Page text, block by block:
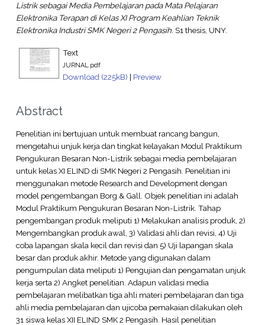
Listrik sebagai Media Pembelajaran pada Mata Pelajaran
Elektronika Terapan di Kelas XI Program Keahlian Teknik
Elektronika Industri SMK Negeri 2 Pengasih. S1 thesis, UNY.
Text
JURNAL.pdf
Download (225kB) | Preview
Abstract
Penelitian ini bertujuan untuk membuat rancang bangun,
mengetahui unjuk kerja dan tingkat kelayakan Modul Praktikum
Pengukuran Besaran Non-Listrik sebagai media pembelajaran
untuk kelas XI ELIND di SMK Negeri 2 Pengasih. Penelitian ini
menggunakan metode Research and Development dengan
model pengembangan Borg & Gall. Objek penelitian ini adalah
Modul Praktikum Pengukuran Besaran Non-Listrik. Tahap
pengembangan produk meliputi 1) Melakukan analisis produk, 2)
Mengembangkan produk awal, 3) Validasi ahli dan revisi, 4) Uji
coba lapangan skala kecil dan revisi dan 5) Uji lapangan skala
besar dan produk akhir. Metode yang digunakan dalam
pengumpulan data meliputi 1) Pengujian dan pengamatan unjuk
kerja serta 2) Angket penelitian. Adapun validasi media
pembelajaran melibatkan tiga ahli materi pembelajaran dan tiga
ahli media pembelajaran dan ujicoba pemakaian dilakukan oleh
31 siswa kelas XII ELIND SMK 2 Pengasih. Hasil penelitian